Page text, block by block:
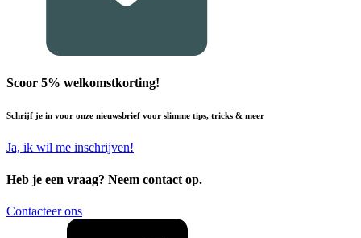
Scoor 5% welkomstkorting!
Schrijf je in voor onze nieuwsbrief voor slimme tips, tricks & meer
Ja, ik wil me inschrijven!
Heb je een vraag? Neem contact op.
Contacteer ons